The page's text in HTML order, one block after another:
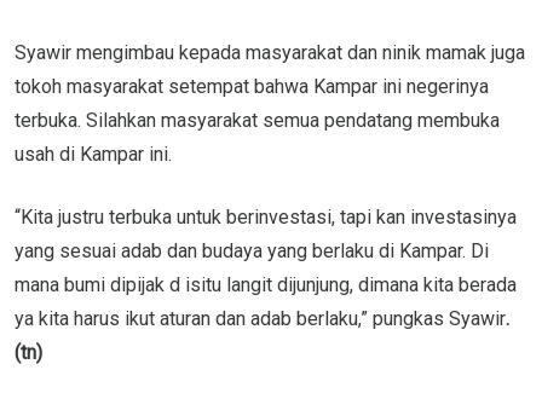
Syawir mengimbau kepada masyarakat dan ninik mamak juga
tokoh masyarakat setempat bahwa Kampar ini negerinya
terbuka. Silahkan masyarakat semua pendatang membuka
usah di Kampar ini.
“Kita justru terbuka untuk berinvestasi, tapi kan investasinya
yang sesuai adab dan budaya yang berlaku di Kampar. Di
mana bumi dipijak d isitu langit dijunjung, dimana kita berada
ya kita harus ikut aturan dan adab berlaku,” pungkas Syawir.
(tn)